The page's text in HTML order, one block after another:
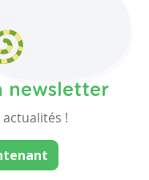
newsletter
!